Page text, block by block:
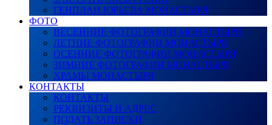
ГЕНПЛАН ЮРЬЕВА МОНАСТЫРЯ
ФОТО
ВЕСЕННИЕ ФОТОГРАФИИ МОНАСТЫРЯ
ЛЕТНИЕ ФОТОГРАФИИ МОНАСТЫРЯ
ОСЕННИЕ ФОТОГРАФИИ МОНАСТЫРЯ
ЗИМНИЕ ФОТОГРАФИИ МОНАСТЫРЯ
ХРАМЫ МОНАСТЫРЯ
КОНТАКТЫ
КОНТАКТЫ
РЕКВИЗИТЫ И АДРЕС
ПОДАТЬ ЗАПИСКИ